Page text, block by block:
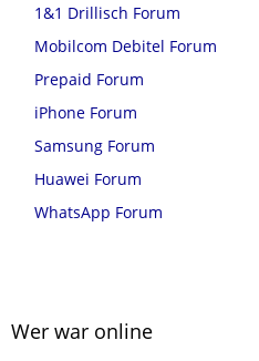
1&1 Drillisch Forum
Mobilcom Debitel Forum
Prepaid Forum
iPhone Forum
Samsung Forum
Huawei Forum
WhatsApp Forum
Wer war online